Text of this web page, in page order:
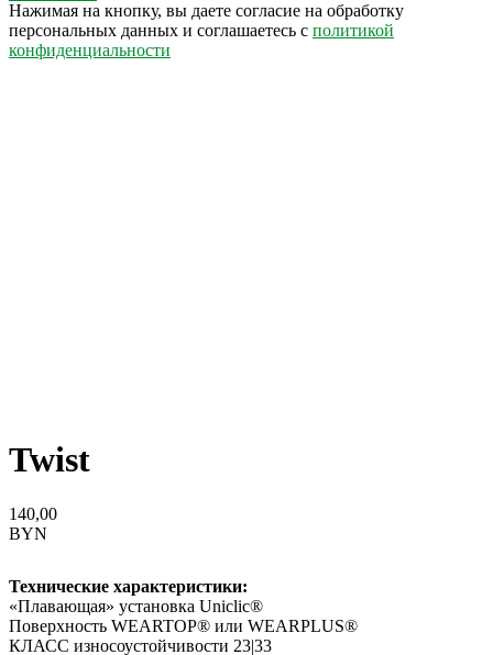
Нажимая на кнопку, вы даете согласие на обработку
персональных данных и соглашаетесь c политикой
конфиденциальности
Twist
140,00
BYN
Технические характеристики:
«Плавающая» установка Uniclic®
Поверхность WEARTOP® или WEARPLUS®
КЛАСС износоустойчивости 23|33